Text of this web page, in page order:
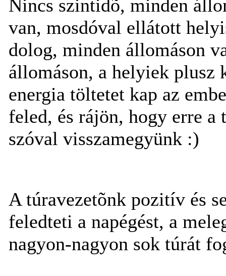
Nincs szintidõ, minden
van, mosdóval ellátott
dolog, minden állomáson
állomáson, a helyiek plusz
energia töltetet kap az
feled, és rájön, hogy erre a
szóval visszamegyünk :)
A túravezetõnk pozitív és
feledteti a napégést, a
nagyon-nagyon sok túrát